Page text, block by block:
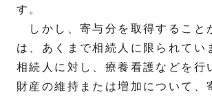
す。
しかし、寄与分を取得すること
は、あくまで相続人に限られてい
相続人に対し、療養看護などを行
財産の維持または増加について、